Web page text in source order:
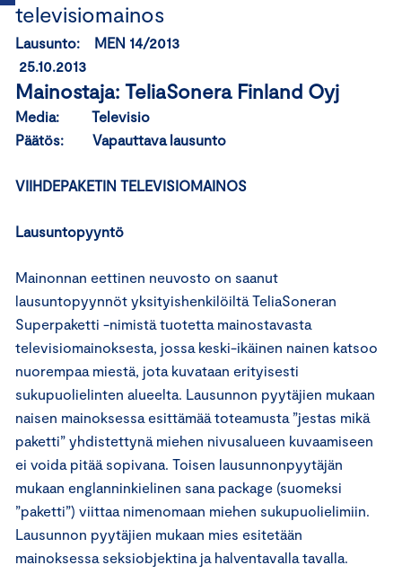
televisiomainos
Lausunto: MEN 14/2013
25.10.2013
Mainostaja: TeliaSonera Finland Oyj
Media: Televisio
Päätös: Vapauttava lausunto
VIIHDEPAKETIN TELEVISIOMAINOS
Lausuntopyyntö
Mainonnan eettinen neuvosto on saanut
lausuntopyynnöt yksityishenkilöiltä TeliaSoneran
Superpaketti -nimistä tuotetta mainostavasta
televisiomainoksesta, jossa keski-ikäinen nainen katsoo
nuorempaa miestä, jota kuvataan erityisesti
sukupuolielinten alueelta. Lausunnon pyytäjien mukaan
naisen mainoksessa esittämää toteamusta ”jestas mikä
paketti” yhdistettynä miehen nivusalueen kuvaamiseen
ei voida pitää sopivana. Toisen lausunnonpyytäjän
mukaan englanninkielinen sana package (suomeksi
”paketti”) viittaa nimenomaan miehen sukupuolielimiin.
Lausunnon pyytäjien mukaan mies esitetään
mainoksessa seksiobjektina ja halventavalla tavalla.